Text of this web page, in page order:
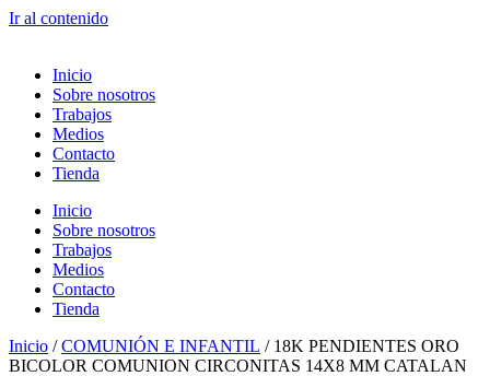
Ir al contenido
Inicio
Sobre nosotros
Trabajos
Medios
Contacto
Tienda
Inicio
Sobre nosotros
Trabajos
Medios
Contacto
Tienda
Inicio /COMUNIÓN E INFANTIL / 18K PENDIENTES ORO
BICOLOR COMUNION CIRCONITAS 14X8 MM CATALAN